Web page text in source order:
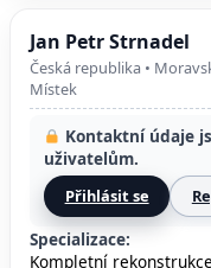
Jan Petr Strnadel
Česká republika •
Místek
Kontaktní údaje
uživatelům.
Přihlásit se
Specializace:
Kompletní